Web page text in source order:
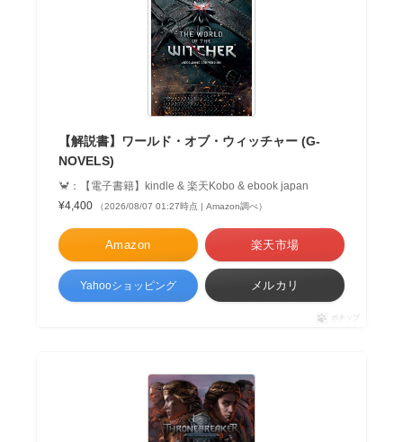
【解説書】ワールド・オブ・ウィッチャー (G-
NOVELS)
🦀：【電子書籍】kindle & 楽天Kobo & ebook japan
¥4,400
（2026/08/07 01:27時点 | Amazon調べ）
Amazon 楽天市場
Yahooショッピング メルカリ
ポチップ